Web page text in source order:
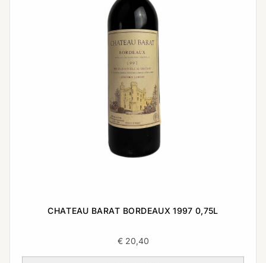
CHATEAU BARAT BORDEAUX 1997 0,75L
€20,40